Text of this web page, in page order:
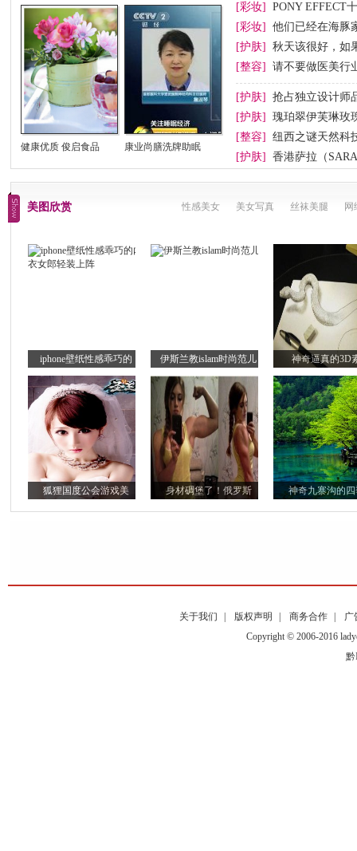
健康优质 俊启食品 康业尚膳洗牌助眠
[彩妆]
PONY EFFECT
节妆
[彩妆]
他们已经在海豚
[护肤]
秋天该很好，如
[整容]
请不要做医美行
[护肤]
抢占独立设计师
[护肤]
瑰珀翠伊芙琳玫
[整容]
纽西之谜天然科
[护肤]
香港萨拉（
美图欣赏 性感美女 美女写真 丝袜美腿 网
iphone壁纸性感乖巧的 伊斯兰教islam时尚范儿 神奇逼真的3D
狐狸国度公会游戏美 身材碉堡了！俄罗斯 神奇九寨沟的
关于我们 版权声明 商务合作
广
Copyright © 2006-2016
黔